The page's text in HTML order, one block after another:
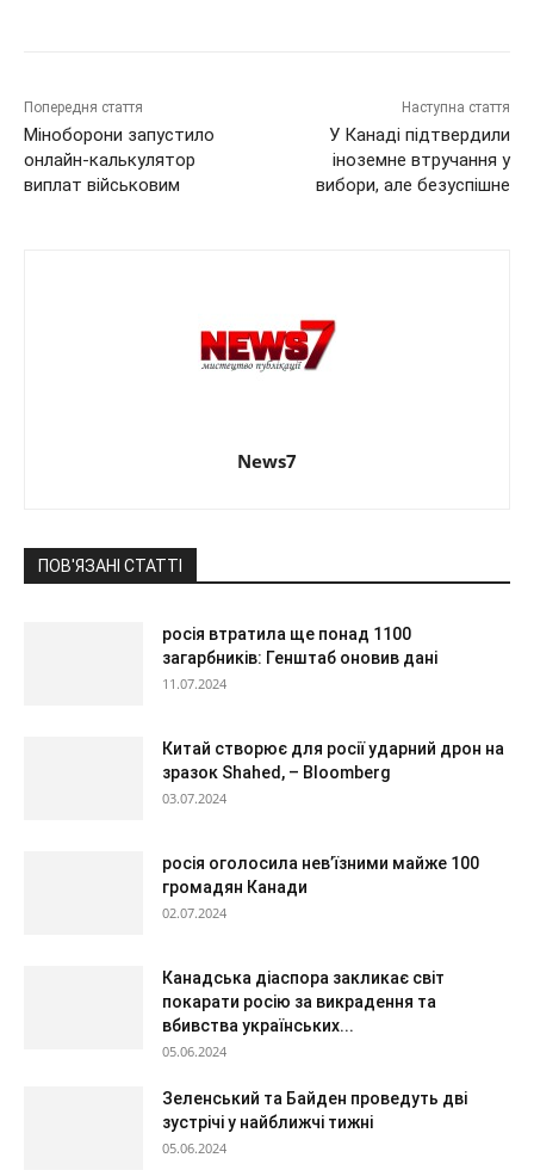
Попередня стаття
Міноборони запустило
онлайн-калькулятор
виплат військовим
Наступна стаття
У Канаді підтвердили
іноземне втручання у
вибори, але безуспішне
News7
ПОВ'ЯЗАНІ СТАТТІ
росія втратила ще понад 1100
загарбників: Генштаб оновив дані
11.07.2024
Китай створює для росії ударний дрон на
зразок Shahed, – Bloomberg
03.07.2024
росія оголосила нев’їзними майже 100
громадян Канади
02.07.2024
Канадська діаспора закликає світ
покарати росію за викрадення та
вбивства українських...
05.06.2024
Зеленський та Байден проведуть дві
зустрічі у найближчі тижні
05.06.2024